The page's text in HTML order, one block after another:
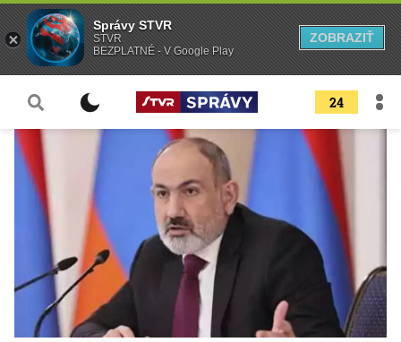
24
Správy STVR
STVR
BEZPLATNÉ - V Google Play
ZOBRAZIŤ